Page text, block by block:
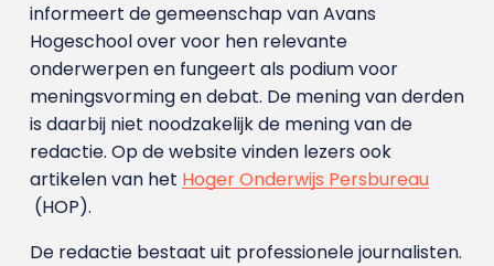
informeert de gemeenschap van Avans
Hogeschool over voor hen relevante
onderwerpen en fungeert als podium voor
meningsvorming en debat. De mening van derden
is daarbij niet noodzakelijk de mening van de
redactie. Op de website vinden lezers ook
artikelen van het Hoger Onderwijs Persbureau
(HOP).
De redactie bestaat uit professionele journalisten.